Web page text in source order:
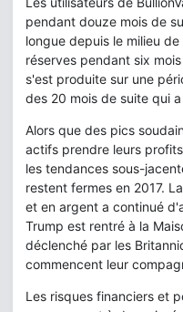
pendant douze mois de
longue depuis le milieu
réserves pendant six
s'est produite sur une
des 20 mois de suite qui
Alors que des pics
actifs prendre leurs
les tendances sous-
restent fermes en 2017.
et en argent a continué
Trump est rentré à la
déclenché par les
commencent leur
Les risques financiers et